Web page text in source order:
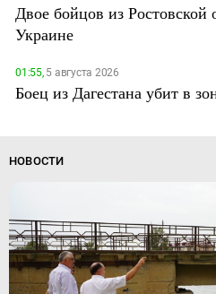
Двое бойцов из Ростовской
Украине
01:55,5 августа 2026
Боец из Дагестана убит в
НОВОСТИ